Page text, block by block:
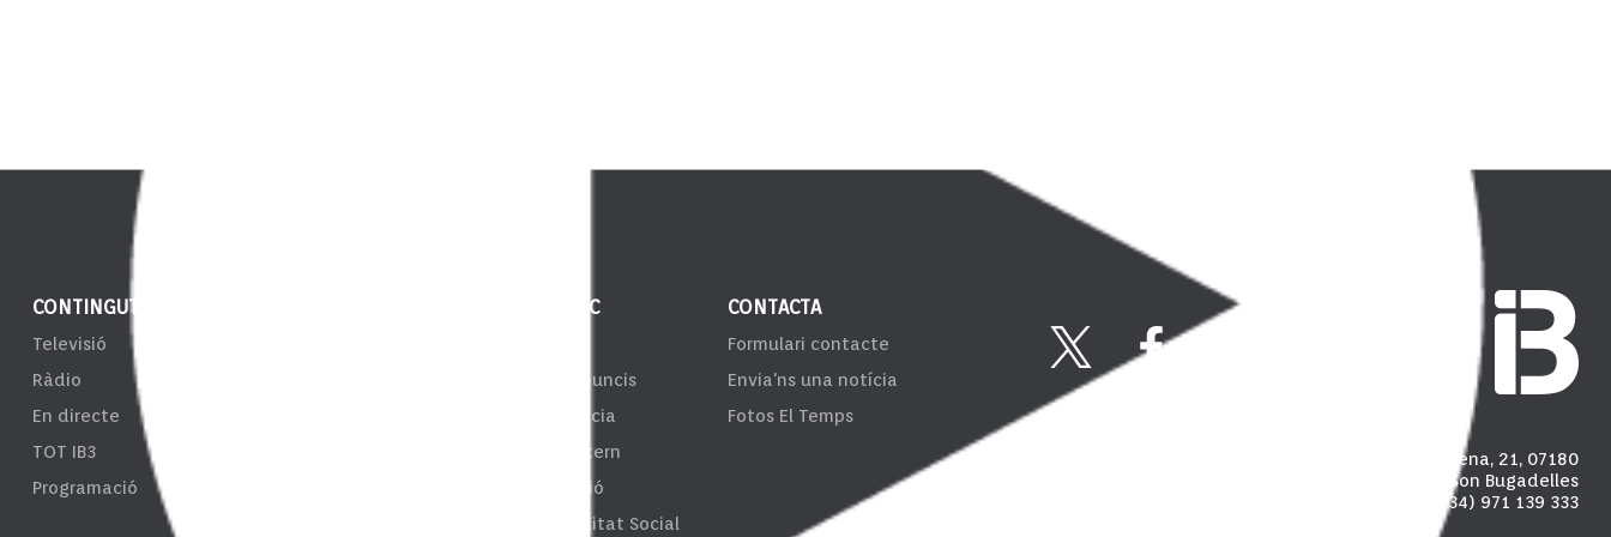
CONTINGUT
Televisió
Ràdio
En directe
TOT IB3
Programació
ENS PÚBLIC
Tauler d'anuncis
Transparència
Sistema Intern
d'Informació
Responsibilitat Social
CONTACTA
Formulari contacte
Envia'ns una notícia
Fotos El Temps
Carrer Madalena, 21, 07180
Polígon industrial de Son Bugadelles
(+34) 971 139 333